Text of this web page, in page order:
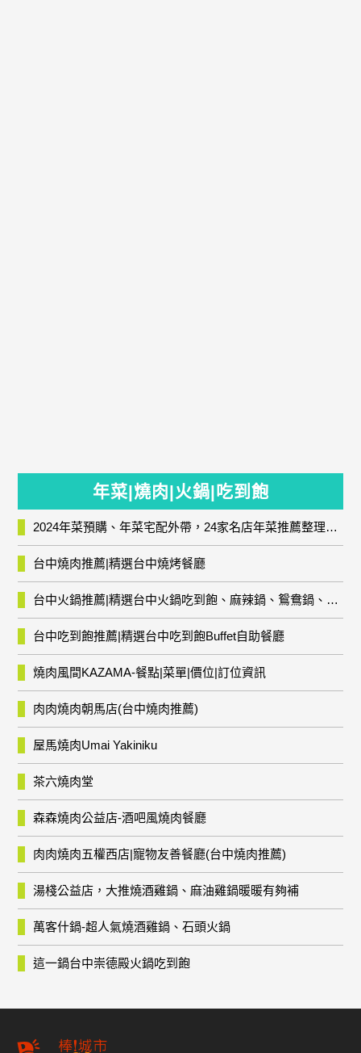
年菜|燒肉|火鍋|吃到飽
2024年菜預購、年菜宅配外帶，24家名店年菜推薦整理，圍爐輕鬆上菜團圓趣
台中燒肉推薦|精選台中燒烤餐廳
台中火鍋推薦|精選台中火鍋吃到飽、麻辣鍋、鴛鴦鍋、石頭火鍋、酸菜白肉鍋、海鮮鍋、燒酒雞、麻油雞、壽喜燒等熱門人氣火鍋店!
台中吃到飽推薦|精選台中吃到飽Buffet自助餐廳
燒肉風間KAZAMA-餐點|菜單|價位|訂位資訊
肉肉燒肉朝馬店(台中燒肉推薦)
屋馬燒肉Umai Yakiniku
茶六燒肉堂
森森燒肉公益店-酒吧風燒肉餐廳
肉肉燒肉五權西店|寵物友善餐廳(台中燒肉推薦)
湯棧公益店，大推燒酒雞鍋、麻油雞鍋暖暖有夠補
萬客什鍋-超人氣燒酒雞鍋、石頭火鍋
這一鍋台中崇德殿火鍋吃到飽